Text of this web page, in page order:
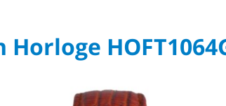
Horloge